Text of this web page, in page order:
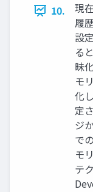
10.
現
履
設
る
昧
モ
化
定
ジ
で
モ
テ